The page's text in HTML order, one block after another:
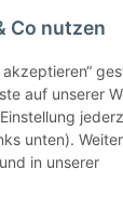
Co nutzen
auf unserer
unten).
und in unserer